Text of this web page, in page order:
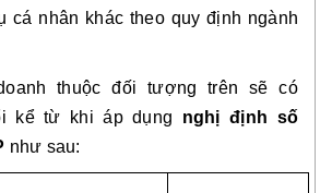
cá nhân khác theo quy định ngành
thuộc đối tượng trên sẽ có
kể từ khi áp dụng nghị định số
như sau: